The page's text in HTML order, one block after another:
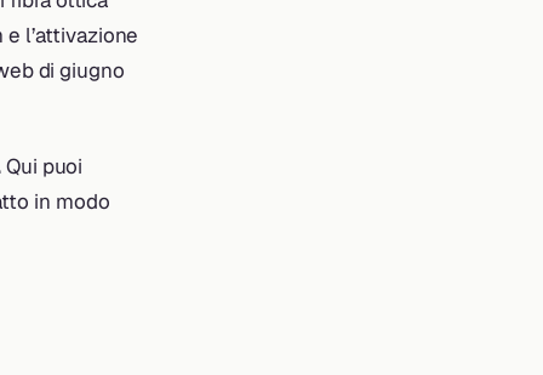
l’attivazione
di giugno
Qui puoi
in modo